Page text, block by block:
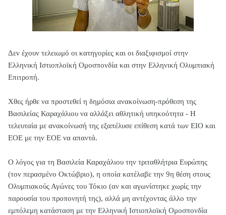
Δεν έχουν τελειωμό οι κατηγορίες και οι διαξιφισμοί στην
Ελληνική Ιστιοπλοϊκή Ομοσπονδία και στην Ελληνική Ολυμπιακή
Επιτροπή.
Χθες ήρθε να προστεθεί η δημόσια ανακοίνωση-πρόθεση της
Βασιλείας Καραχάλιου να αλλάξει αθλητική υπηκοότητα - Η
τελευταία με ανακοίνωσή της εξαπέλυσε επίθεση κατά των ΕΙΟ και
ΕΟΕ με την ΕΟΕ να απαντά.
Ο λόγος για τη Βασιλεία Καραχάλιου την τριταθλήτρια Ευρώπης
(τον περασμένο Οκτώβριο), η οποία κατέλαβε την 9η θέση στους
Ολυμπιακούς Αγώνες του Τόκιο (αν και αγωνίστηκε χωρίς την
παρουσία του προπονητή της), αλλά μη αντέχοντας άλλο την
εμπόλεμη κατάσταση με την Ελληνική Ιστιοπλοϊκή Ομοσπονδία